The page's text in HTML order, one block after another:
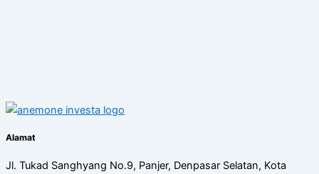
Alamat
Jl. Tukad Sanghyang No.9, Panjer, Denpasar Selatan, Kota